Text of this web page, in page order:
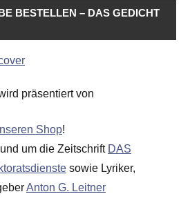
BESTELLEN – DAS GEDICHT
präsentiert von
Shop!
um die Zeitschrift DAS
sowie Lyriker,
Anton G. Leitner